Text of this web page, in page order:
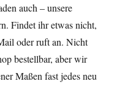
auch – unsere
Findet ihr etwas nicht,
oder ruft an. Nicht
bestellbar, aber wir
Maßen fast jedes neu